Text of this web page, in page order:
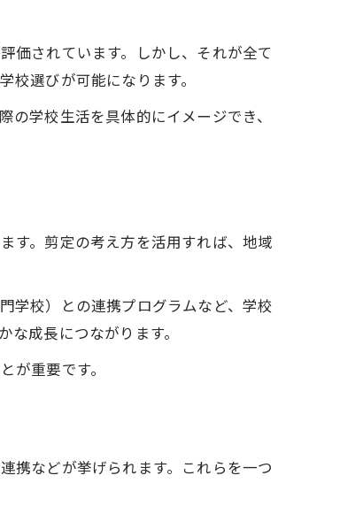
価されています。しかし、それが全て
選びが可能になります。
学校生活を具体的にイメージでき、
す。剪定の考え方を活用すれば、地域
学校）との連携プログラムなど、学校
成長につながります。
重要です。
携などが挙げられます。これらを一つ